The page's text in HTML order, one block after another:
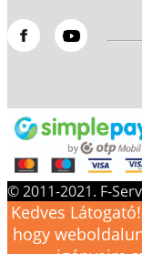
© 2011-2021. F-
Kedves
hogy